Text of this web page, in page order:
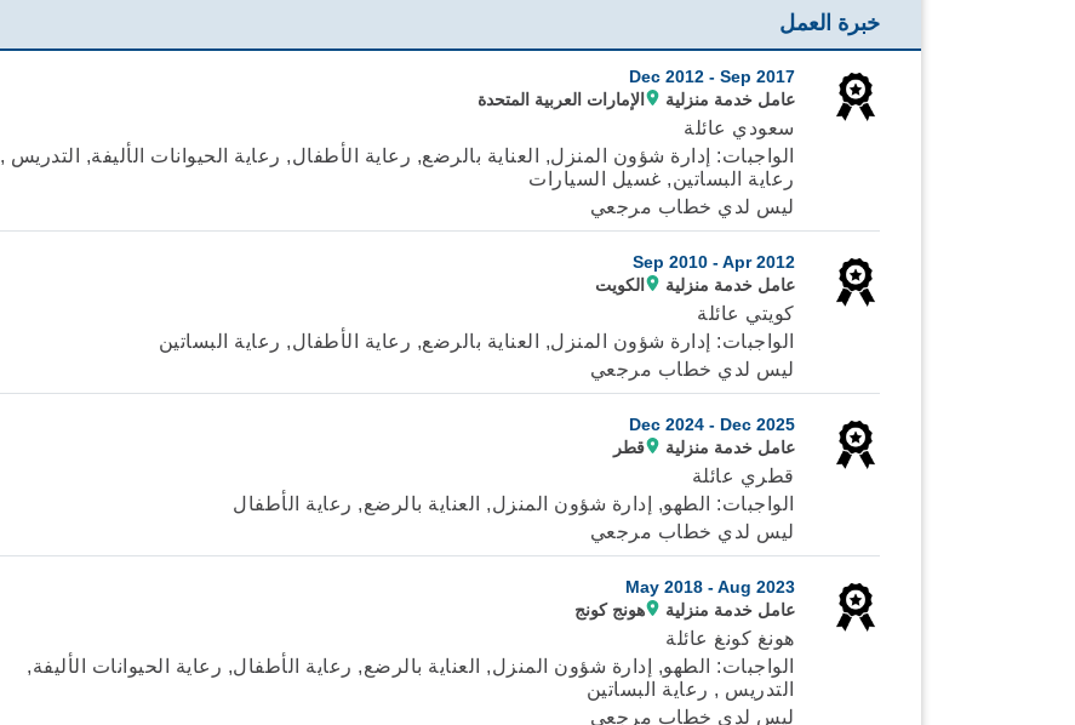
خبرة العمل
Dec 2012 - Sep 2017
عامل خدمة منزلية
الإمارات العربية المتحدة
سعودي عائلة
الواجبات: إدارة شؤون المنزل, العناية بالرضع, رعاية الأطفال, رعاية الحيوانات الأليفة, التدريس ,
رعاية البساتين, غسيل السيارات
ليس لدي خطاب مرجعي
Sep 2010 -Apr 2012
عامل خدمة منزلية
الكويت
كويتي عائلة
الواجبات: إدارة شؤون المنزل, العناية بالرضع, رعاية الأطفال, رعاية البساتين
ليس لدي خطاب مرجعي
Dec 2024 - Dec 2025
عامل خدمة منزلية
قطر
قطري عائلة
الواجبات: الطهو, إدارة شؤون المنزل, العناية بالرضع, رعاية الأطفال
ليس لدي خطاب مرجعي
May 2018 -Aug 2023
عامل خدمة منزلية
هونج كونج
هونغ كونغ عائلة
الواجبات: الطهو, إدارة شؤون المنزل, العناية بالرضع, رعاية الأطفال, رعاية الحيوانات الأليفة,
التدريس , رعاية البساتين
ليس لدي خطاب مرجعي